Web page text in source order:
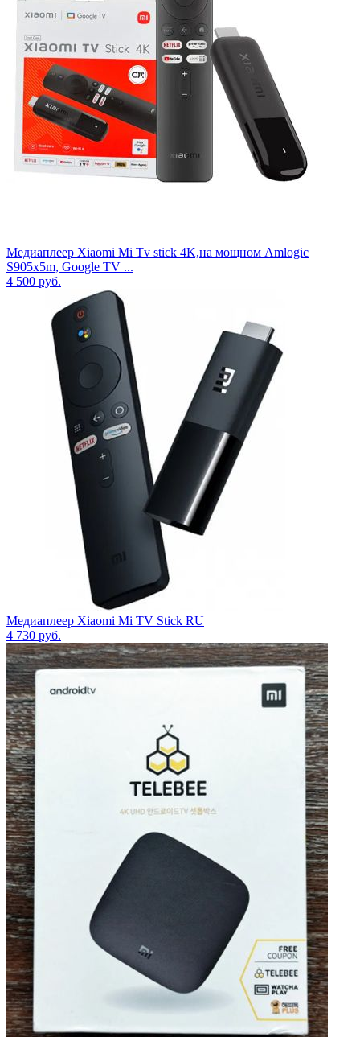
Медиаплеер Xiaomi Mi Tv stick 4K,на мощном Amlogic
S905x5m, Google TV ...
4 500 руб.
Медиаплеер Xiaomi Mi TV Stick RU
4 730 руб.